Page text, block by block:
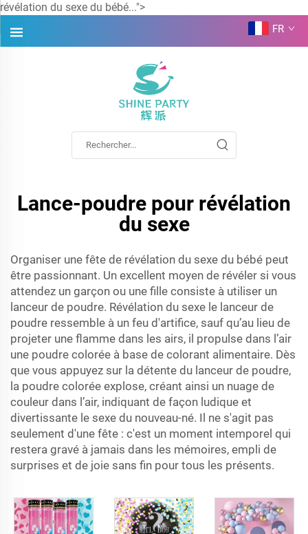
révélation du sexe du bébé...">
FR
Lance-poudre pour révélation
du sexe
Organiser une fête de révélation du sexe du bébé peut
être passionnant. Un excellent moyen de révéler si vous
attendez un garçon ou une fille consiste à utiliser un
lanceur de poudre. Révélation du sexe le lanceur de
poudre ressemble à un feu d'artifice, sauf qu’au lieu de
projeter une flamme dans les airs, il propulse dans l’air
une poudre colorée à base de colorant alimentaire. Dès
que vous appuyez sur la détente du lanceur de poudre,
la poudre colorée explose, créant ainsi un nuage de
couleur dans l’air, indiquant de façon ludique et
divertissante le sexe du nouveau-né. Il ne s'agit pas
seulement d'une fête : c'est un moment intemporel qui
restera gravé à jamais dans les mémoires, empli de
surprises et de joie sans fin pour tous les présents.